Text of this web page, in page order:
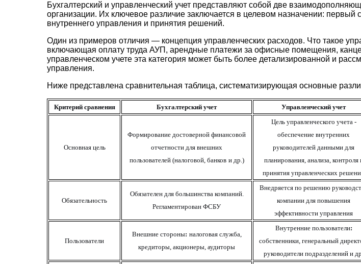
Бухгалтерский и управленческий учет представляют собой две
организации. Их ключевое различие заключается в целевом назначении:
внутреннего управления и принятия решений.
Один из примеров отличия — концепция управленческих расходов. Что такое
включающая оплату труда АУП, арендные платежи за офисные помещения,
управленческом учете эта категория может быть более детализированной и
управления.
Ниже представлена сравнительная таблица, систематизирующая основные
Критерий сравнения Бухгалтерский учет Управленческий учет
Основная цель
Формирование достоверной финансовой
отчетности для внешних
пользователей(налоговой, банков и др.)
Цель управленческого учета-
обеспечение внутренних
руководителей данными для
планирования, анализа, контроля
принятия управленческих
Обязательность
Обязателен для большинства компаний.
Регламентирован ФСБУ
Внедряется по решению
компании для повышения
эффективности управления
Пользователи
Внешние стороны: налоговаяслужба,
кредиторы, акционеры, аудиторы
Внутренние пользователи:
собственники, генеральный
руководители подразделений и